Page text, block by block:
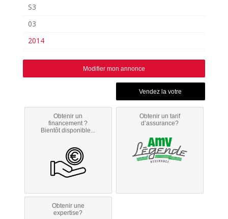
S3
03
2014
Modifier mon annonce
Obtenir un
financement ?
Bientôt disponible...
Obtenir un tarif
d’assurance?
Obtenir une
expertise?